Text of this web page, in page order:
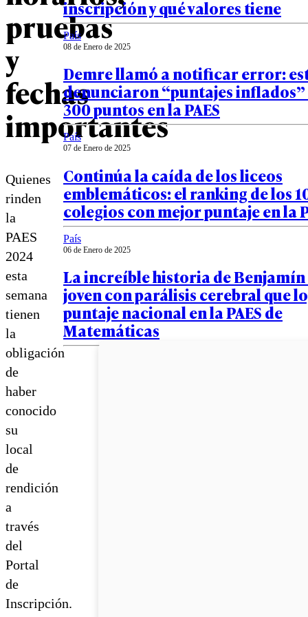
pruebas
y
fechas
importantes
Quienes
rinden
la
PAES
2024
esta
semana
tienen
la
obligación
de
haber
conocido
su
local
de
rendición
a
través
del
Portal
de
Inscripción.
inscripción y qué valores tiene
País
08 de Enero de 2025
Demre llamó a notificar error:
denunciaron “puntajes inflados”
300 puntos en la PAES
País
07 de Enero de 2025
Continúa la caída de los liceos
emblemáticos: el ranking de los
colegios con mejor puntaje en la
País
06 de Enero de 2025
La increíble historia de Benjamín
joven con parálisis cerebral que
puntaje nacional en la PAES de
Matemáticas